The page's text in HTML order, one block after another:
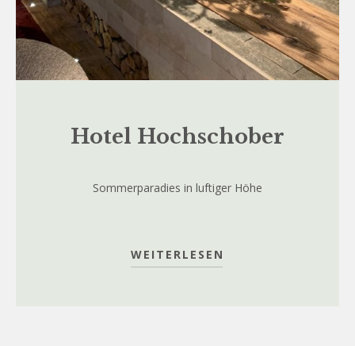
Hotel Hochschober
Sommerparadies in luftiger Höhe
WEITERLESEN